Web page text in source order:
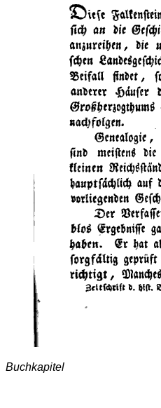
Buchkapitel